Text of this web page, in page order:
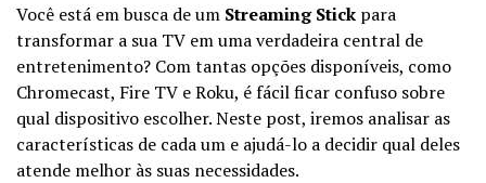
Você está em busca de um Streaming Stick para
transformar a sua TV em uma verdadeira central de
entretenimento? Com tantas opções disponíveis, como
Chromecast, Fire TV e Roku, é fácil ficar confuso sobre
qual dispositivo escolher. Neste post, iremos analisar as
características de cada um e ajudá-lo a decidir qual deles
atende melhor às suas necessidades.